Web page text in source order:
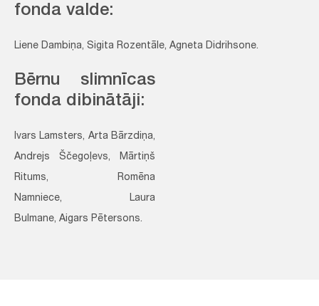
fonda valde:
Liene Dambiņa, Sigita Rozentāle, Agneta Didrihsone.
Bērnu slimnīcas
fonda dibinātāji:
Ivars Lamsters, Arta Bārzdiņa,
Andrejs Ščegoļevs, Mārtiņš
Ritums, Romēna
Namniece, Laura
Bulmane, Aigars Pētersons.